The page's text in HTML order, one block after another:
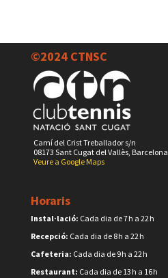
©2024 CTNSC
Camí del Crist Treballador s/n
08173 Sant Cugat del Vallès, Barcelona
Veure a Google Maps
Horaris
Instal·lació: Cada dia de 7 h a 22 h
Recepció: Cada dia de 8 h a 22 h
Cafeteria: Cada dia de 9 h a 22 h
Restaurant: Cada dia de 13 h a 16 h